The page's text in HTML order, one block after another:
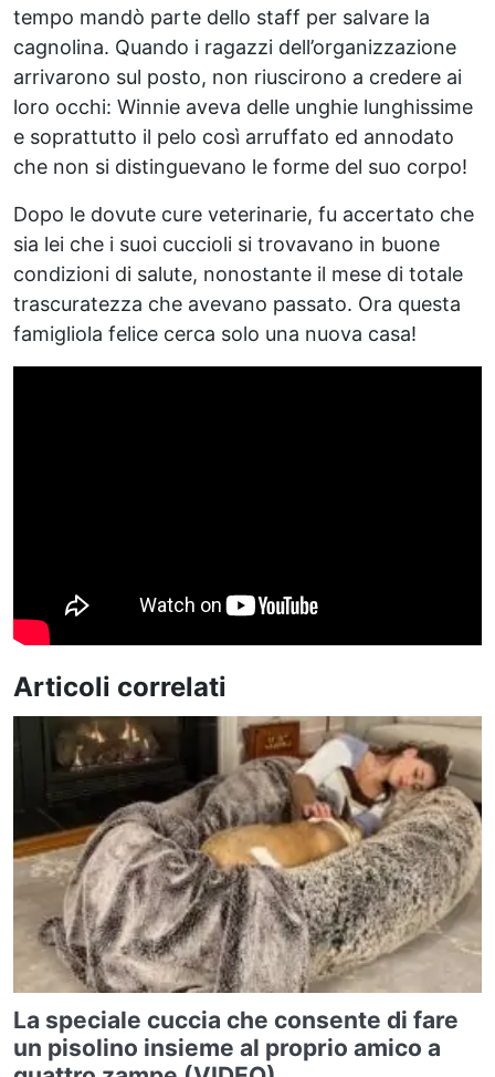
tempo mandò parte dello staff per salvare la
cagnolina. Quando i ragazzi dell’organizzazione
arrivarono sul posto, non riuscirono a credere ai
loro occhi: Winnie aveva delle unghie lunghissime
e soprattutto il pelo così arruffato ed annodato
che non si distinguevano le forme del suo corpo!
Dopo le dovute cure veterinarie, fu accertato che
sia lei che i suoi cuccioli si trovavano in buone
condizioni di salute, nonostante il mese di totale
trascuratezza che avevano passato. Ora questa
famigliola felice cerca solo una nuova casa!
Articoli correlati
La speciale cuccia che consente di fare
un pisolino insieme al proprio amico a